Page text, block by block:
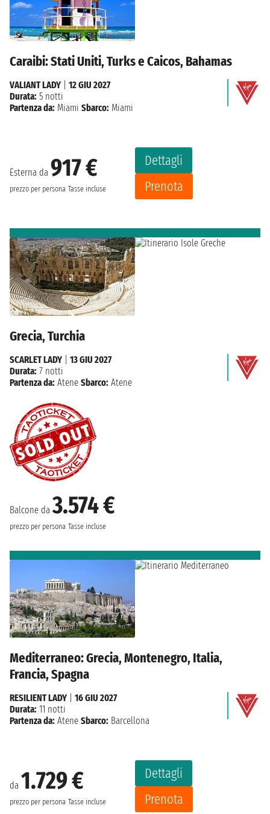
Caraibi: Stati Uniti, Turks e Caicos, Bahamas
Esterna da 917 €
prezzo per persona Tasse incluse
Dettagli
Prenota
VALIANT LADY
12 GIU 2027
Durata: 5 notti
Partenza da: Miami Sbarco: Miami
Grecia, Turchia
Balcone da3.574 €
prezzo per persona Tasse incluse
SCARLET LADY
13 GIU 2027
Durata: 7 notti
Partenza da: Atene Sbarco: Atene
Mediterraneo: Grecia, Montenegro, Italia,
Francia, Spagna
da 1.729 €
prezzo per persona Tasse incluse
Dettagli
Prenota
RESILIENT LADY
16 GIU 2027
Durata: 11 notti
Partenza da: Atene Sbarco: Barcellona